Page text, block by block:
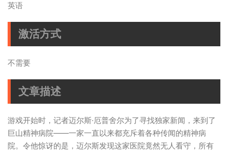
英语
激活方式
不需要
文章描述
游戏开始时，记者迈尔斯·厄普舍尔为了寻找独家新闻，来到了
巨山精神病院——一家一直以来都充斥着各种传闻的精神病
院。令他惊讶的是，迈尔斯发现这家医院竟然无人看守，所有